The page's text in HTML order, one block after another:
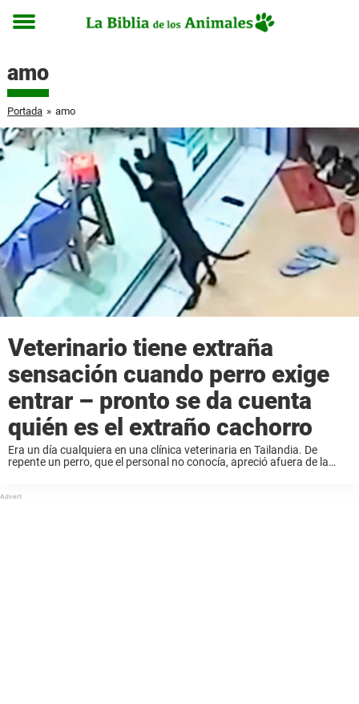
Toggle
amo
Portada » amo
Veterinario tiene extraña
sensación cuando perro exige
entrar – pronto se da cuenta
quién es el extraño cachorro
Era un día cualquiera en una clínica veterinaria en Tailandia. De
repente un perro, que el personal no conocía, apreció afuera de la